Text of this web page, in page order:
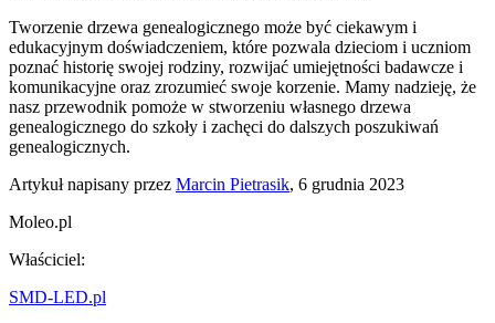
Tworzenie drzewa genealogicznego może być ciekawym i
edukacyjnym doświadczeniem, które pozwala dzieciom i uczniom
poznać historię swojej rodziny, rozwijać umiejętności badawcze i
komunikacyjne oraz zrozumieć swoje korzenie. Mamy nadzieję, że
nasz przewodnik pomoże w stworzeniu własnego drzewa
genealogicznego do szkoły i zachęci do dalszych poszukiwań
genealogicznych.
Artykuł napisany przez Marcin Pietrasik, 6 grudnia 2023
Moleo.pl
Właściciel:
SMD-LED.pl